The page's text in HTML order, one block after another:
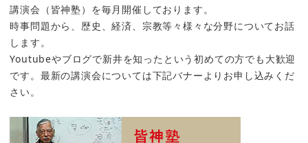
ー
ジ
送
り
講演会（皆神塾）を毎月開催しております。
時事問題から、歴史、経済、宗教等々様々な分野についてお話
します。
Youtubeやブログで新井を知ったという初めての方でも大歓迎
です。最新の講演会については下記バナーよりお申し込みくだ
さい。